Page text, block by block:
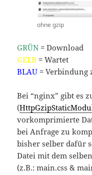
ohne gzip
GRÜN = Download
GELB = Wartet
BLAU = Verbindung
Bei “nginx” gibt es
(
vorkomprimierte
bei Anfrage zu
bisher selber dafür
Datei mit dem
(z.B.: main.css &